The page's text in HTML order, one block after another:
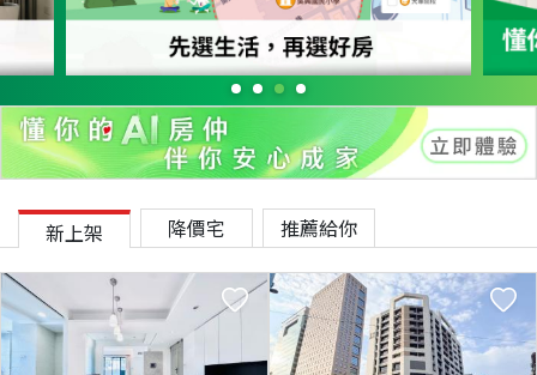
新上架 降價宅 推薦給你